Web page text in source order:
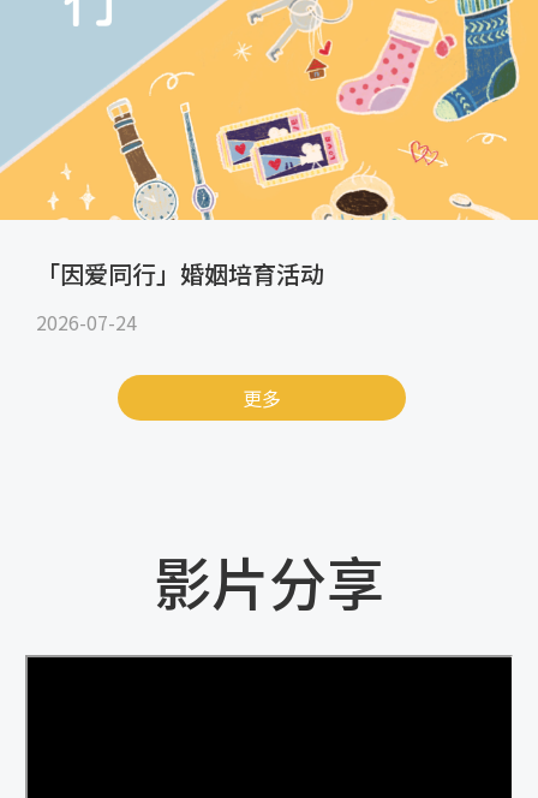
「因爱同行」婚姻培育活动
2026-07-24
更多
影片分享